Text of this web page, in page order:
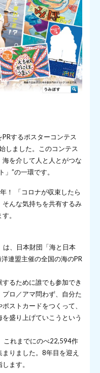
するポスターコンテス
しました。このコンテス
海を介して人と人とがつな
”の一環です。
！ 「コロナが収束したら
んな気持ちを共有するみ
。
は、日本財団「海と日本
連盟主催の全国の海のPR
るために誰でも参加でき
ロ／アマ問わず、自分た
ストカードをつくって、
盛り上げていこうという
これまでにのべ22,594作
りました。8年目を迎え
ます。